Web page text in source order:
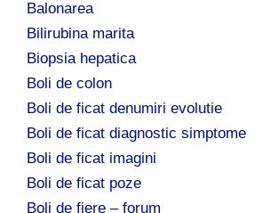
Balonarea
Bilirubina marita
Biopsia hepatica
Boli de colon
Boli de ficat denumiri evolutie
Boli de ficat diagnostic simptome
Boli de ficat imagini
Boli de ficat poze
Boli de fiere – forum